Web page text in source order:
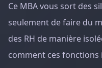
Ce MBA vous sort des
seulement de faire du
des RH de manière
comment ces fonctions